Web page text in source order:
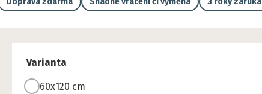
Varianta
60x120 cm